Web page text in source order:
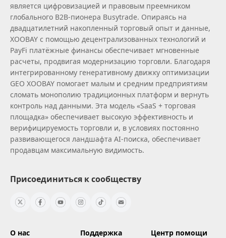
является цифровизацией и правовым преемником
глобального B2B‑пионера Busytrade. Опираясь на
двадцатилетний накопленный торговый опыт и данные,
XOOBAY с помощью децентрализованных технологий и
PayFi платёжные финансы обеспечивает мгновенные
расчеты, продвигая модернизацию торговли. Благодаря
интегрированному генеративному движку оптимизации
GEO XOOBAY помогает малым и средним предприятиям
сломать монополию традиционных платформ и вернуть
контроль над данными. Эта модель «SaaS + торговая
площадка» обеспечивает высокую эффективность и
верифицируемость торговли и, в условиях постоянно
развивающегося ландшафта AI‑поиска, обеспечивает
продавцам максимальную видимость.
Присоединиться к сообществу
О нас Поддержка Центр помощи